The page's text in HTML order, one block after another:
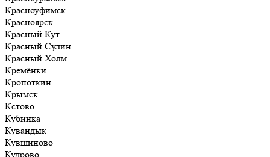
Красноуфимск
Красноярск
Красный Кут
Красный Сулин
Красный Холм
Кремёнки
Кропоткин
Крымск
Кстово
Кубинка
Кувандык
Кувшиново
Кудрово